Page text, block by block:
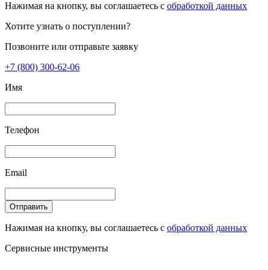
Нажимая на кнопку, вы соглашаетесь с обработкой данных
Хотите узнать о поступлении?
Позвоните или отправьте заявку
+7 (800) 300-62-06
Имя
Телефон
Email
Отправить
Нажимая на кнопку, вы соглашаетесь с обработкой данных
Сервисные инструменты